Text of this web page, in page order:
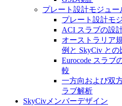
プレート設計モジュー
プレート設計モ
ACI スラブの設
オーストラリア
例と SkyCiv との
Eurocode スラブ
較
一方向および双
ラブ解析
SkyCivメンバーデザイン